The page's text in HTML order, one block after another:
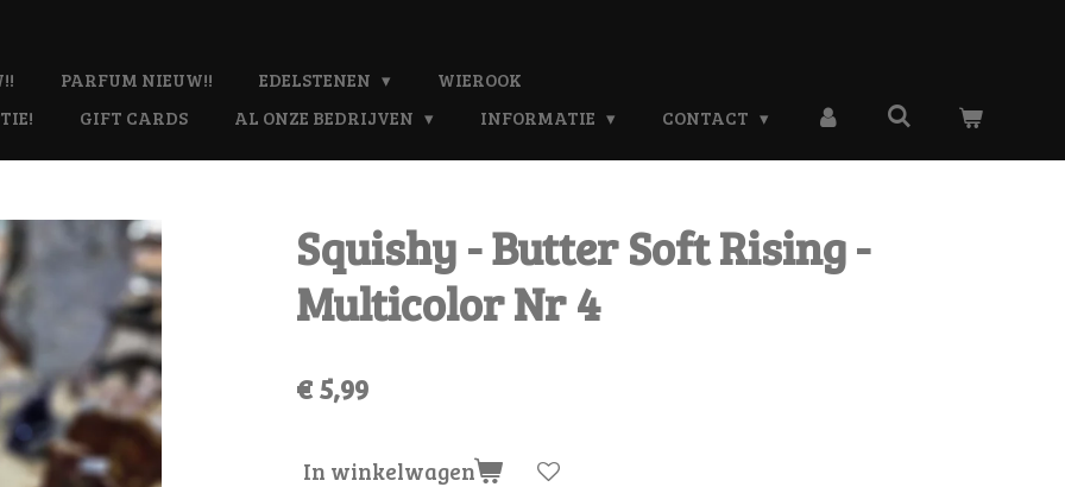
PARFUM NIEUW!! EDELSTENEN
WIEROOK
GIFT CARDS AL ONZE BEDRIJVEN INFORMATIE CONTACT
Squishy - Butter Soft Rising -
Multicolor Nr 4
€ 5,99
In winkelwagen